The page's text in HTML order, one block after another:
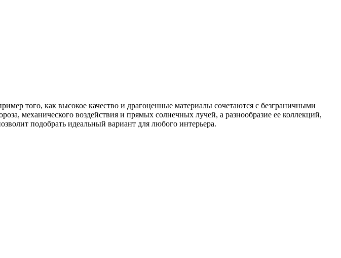
того, как высокое качество и драгоценные материалы сочетаются с безграничными
механического воздействия и прямых солнечных лучей, а разнообразие ее коллекций,
подобрать идеальный вариант для любого интерьера.